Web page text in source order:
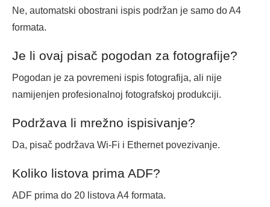
Ne, automatski obostrani ispis podržan je samo do A4
formata.
Je li ovaj pisač pogodan za fotografije?
Pogodan je za povremeni ispis fotografija, ali nije
namijenjen profesionalnoj fotografskoj produkciji.
Podržava li mrežno ispisivanje?
Da, pisač podržava Wi‑Fi i Ethernet povezivanje.
Koliko listova prima ADF?
ADF prima do 20 listova A4 formata.